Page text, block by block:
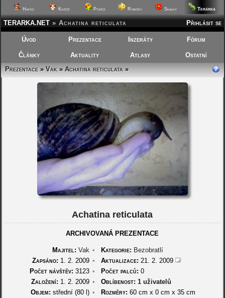
Hafíci Kočičí Ptáčci Rybičky Skalky Terárka
Přihlásit se
TERARKA.NET » Achatina reticulata
Úvod Prezentace Inzeráty Fórum
Články Aktuality Atlasy
Ostatní
Prezentace»Vak»Achatina reticulata»
Achatina reticulata
ARCHIVOVANÁ PREZENTACE
Majitel: Vak • Kategorie: Bezobratlí
Zapsáno: 1. 2. 2009 • Aktualizace: 21. 2. 2009
Počet návštěv: 3123 • Počet palců: 0
Založení: 1. 2. 2009 • Oblíbenost: 1 uživatelů
Objem: střední (80 l) • Rozměry: 60 cm x 0 cm x 35 cm